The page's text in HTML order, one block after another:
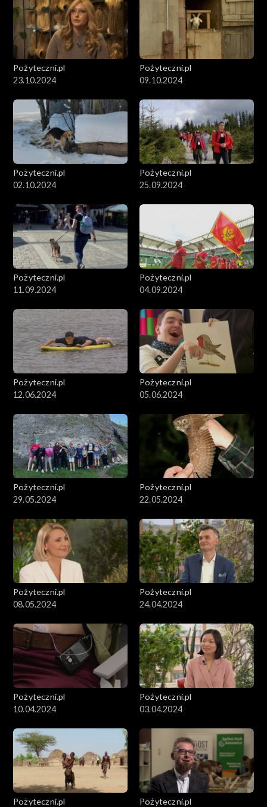
Pożyteczni.pl
23.10.2024
Pożyteczni.pl
09.10.2024
Pożyteczni.pl
02.10.2024
Pożyteczni.pl
25.09.2024
Pożyteczni.pl
11.09.2024
Pożyteczni.pl
04.09.2024
Pożyteczni.pl
12.06.2024
Pożyteczni.pl
05.06.2024
Pożyteczni.pl
29.05.2024
Pożyteczni.pl
22.05.2024
Pożyteczni.pl
08.05.2024
Pożyteczni.pl
24.04.2024
Pożyteczni.pl
10.04.2024
Pożyteczni.pl
03.04.2024
Pożyteczni.pl Pożyteczni.pl